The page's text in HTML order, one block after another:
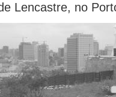
Lencastre, no